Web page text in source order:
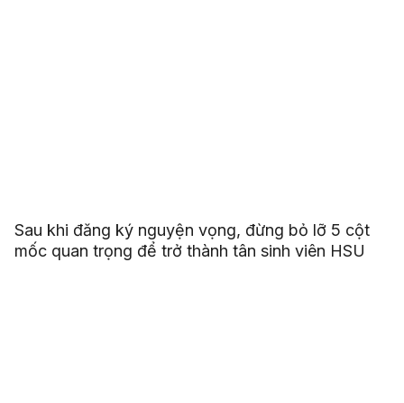
Sau khi đăng ký nguyện vọng, đừng bỏ lỡ 5 cột
mốc quan trọng để trở thành tân sinh viên HSU